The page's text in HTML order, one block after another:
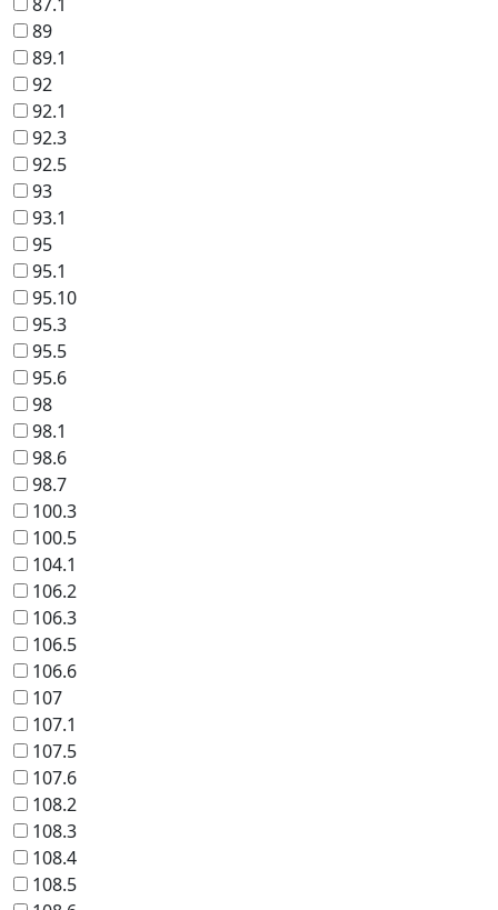
89
89.1
92
92.1
92.3
92.5
93
93.1
95
95.1
95.10
95.3
95.5
95.6
98
98.1
98.6
98.7
100.3
100.5
104.1
106.2
106.3
106.5
106.6
107
107.1
107.5
107.6
108.2
108.3
108.4
108.5